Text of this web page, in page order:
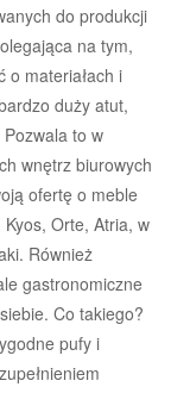
do produkcji
na tym,
o materiałach i
duży atut,
to w
wnętrz biurowych
ofertę o meble
Orte, Atria, w
Również
gastronomiczne
Co takiego?
pufy i